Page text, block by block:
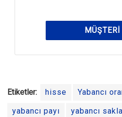
Etiketler: hisse Yabancı
yabancı payı yabancı